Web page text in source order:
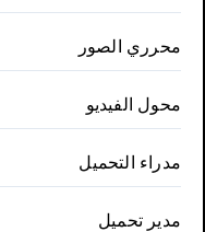
محرري الصور
محول الفيديو
مدراء التحميل
مدير تحميل